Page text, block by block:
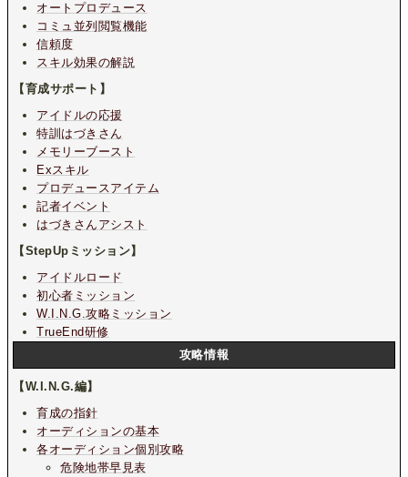
オートプロデュース
コミュ並列閲覧機能
信頼度
スキル効果の解説
【育成サポート】
アイドルの応援
特訓はづきさん
メモリーブースト
Exスキル
プロデュースアイテム
記者イベント
はづきさんアシスト
【StepUpミッション】
アイドルロード
初心者ミッション
W.I.N.G.攻略ミッション
TrueEnd研修
攻略情報
【W.I.N.G.編】
育成の指針
オーディションの基本
各オーディション個別攻略
危険地帯早見表